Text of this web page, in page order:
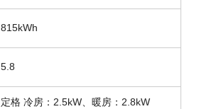
815kWh
5.8
定格 冷房：2.5kW、暖房：2.8kW